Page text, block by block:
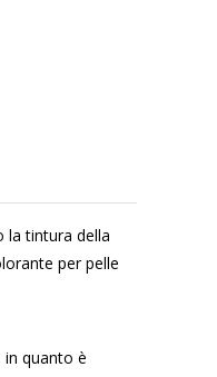
la tintura della
per pelle
in quanto è